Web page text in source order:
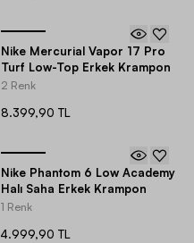
Nike Mercurial Vapor 17 Pro
Turf Low-Top Erkek Krampon
2 Renk
8.399,90 TL
Nike Phantom 6 Low Academy
Halı Saha Erkek Krampon
1 Renk
4.999,90 TL